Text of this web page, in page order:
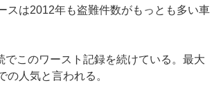
スは2012年も盗難件数がもっとも多い車
でこのワースト記録を続けている。最大
の人気と言われる。